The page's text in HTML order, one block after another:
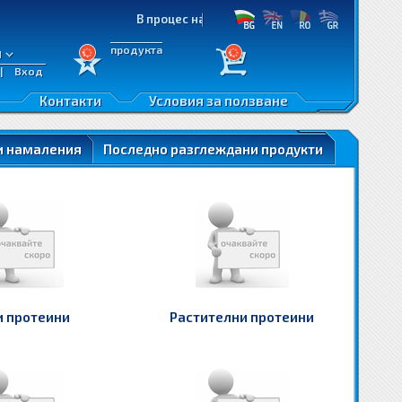
В процес на разработка!
Вход
продукта
Условия за ползване
Контакти
намаления Последно разглеждани продукти
протеини Растителни протеини